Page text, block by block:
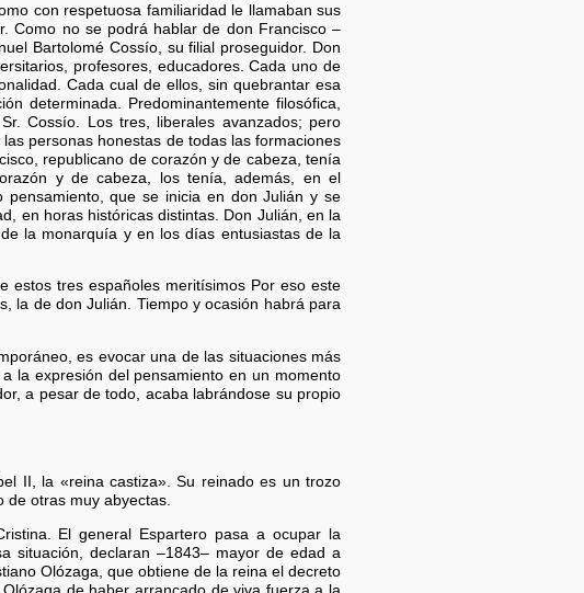
con respetuosa familiaridad le llamaban sus
Como no se podrá hablar de don Francisco –
Bartolomé Cossío, su filial proseguidor. Don
profesores, educadores. Cada uno de
Cada cual de ellos, sin quebrantar esa
determinada. Predominantemente filosófica,
Cossío. Los tres, liberales avanzados; pero
personas honestas de todas las formaciones
republicano de corazón y de cabeza, tenía
y de cabeza, los tenía, además, en el
pensamiento, que se inicia en don Julián y se
en horas históricas distintas. Don Julián, en la
la monarquía y en los días entusiastas de la
estos tres españoles meritísimos Por eso este
la de don Julián. Tiempo y ocasión habrá para
es evocar una de las situaciones más
la expresión del pensamiento en un momento
a pesar de todo, acaba labrándose su propio
II, la «reina castiza». Su reinado es un trozo
de otras muy abyectas.
El general Espartero pasa a ocupar la
situación, declaran –1843– mayor de edad a
Olózaga, que obtiene de la reina el decreto